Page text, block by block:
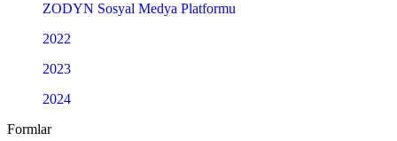
ZODYN Sosyal Medya Platformu
2022
2023
2024
Formlar